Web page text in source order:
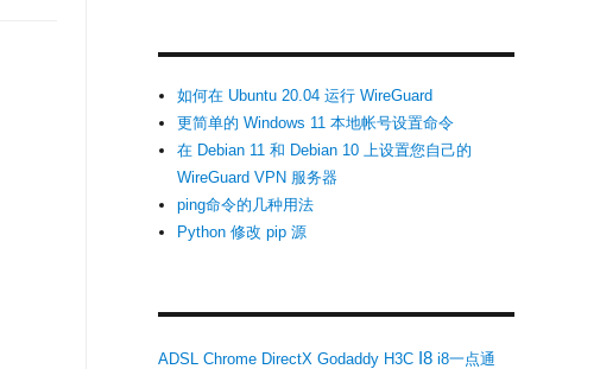
如何在 Ubuntu 20.04 运行 WireGuard
更简单的 Windows 11 本地帐号设置命令
在 Debian 11 和 Debian 10 上设置您自己的
WireGuard VPN 服务器
ping命令的几种用法
Python 修改 pip 源
ADSL Chrome DirectX Godaddy H3C I8 i8一点通